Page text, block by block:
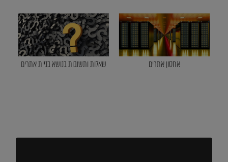
אחסון אתרים שאלות ותשובות בנושא בניית אתרים